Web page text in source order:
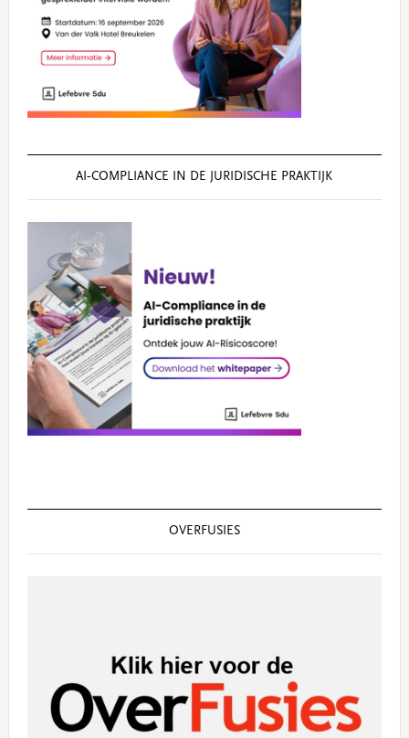
AI‑COMPLIANCE IN DE JURIDISCHE PRAKTIJK
OVERFUSIES